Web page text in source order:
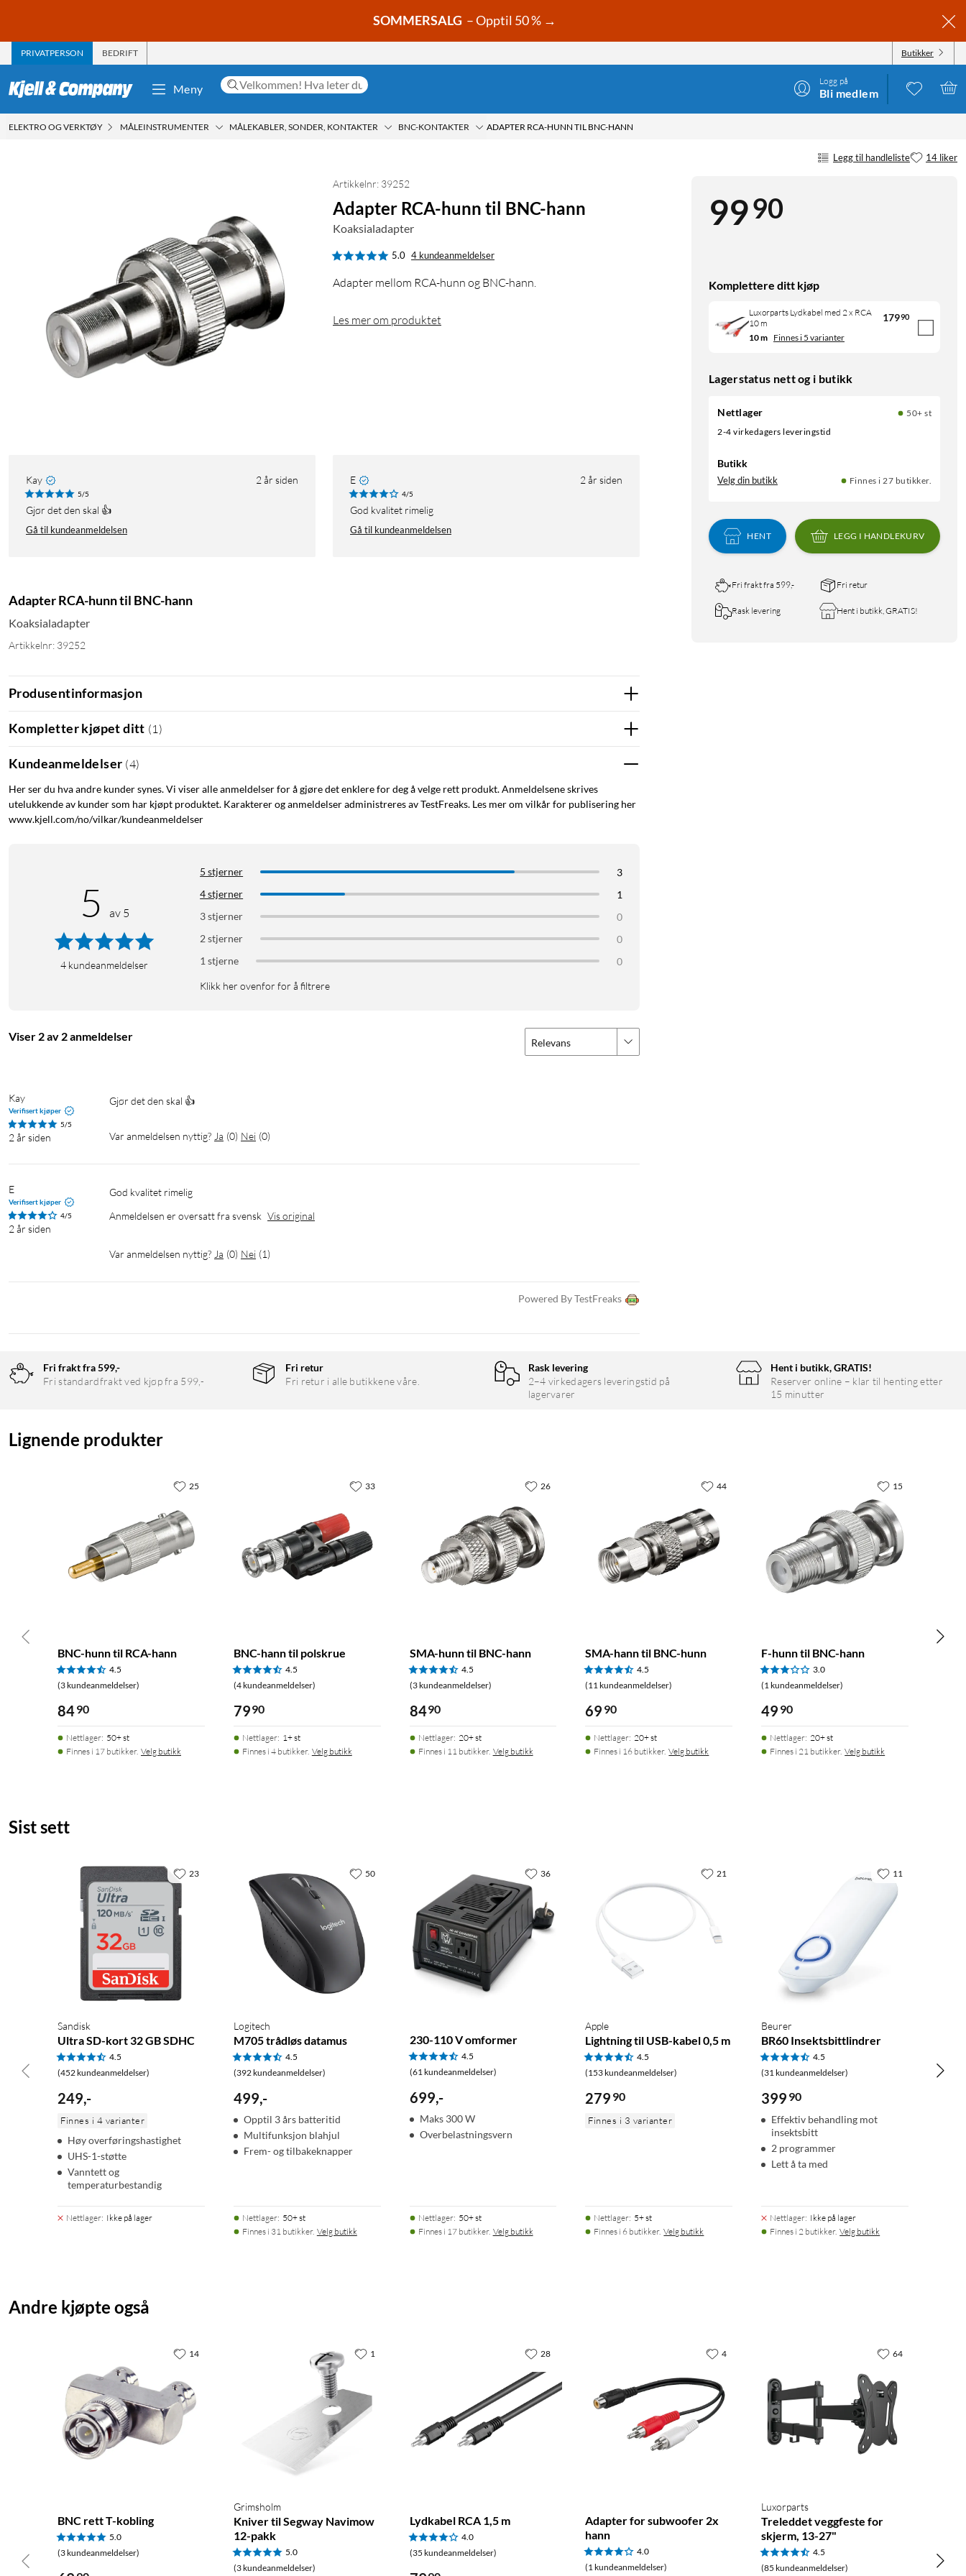
SOMMERSALG – Opptil 50 % →
PRIVATPERSON BEDRIFT Butikker
Meny
Logg på
Bli medlem
ELEKTRO OG VERKTØY MÅLEINSTRUMENTER MÅLEKABLER, SONDER, KONTAKTER BNC-KONTAKTER ADAPTER RCA-HUNN TIL BNC-HANN
Legg til handleliste 14 liker
9990
Komplettere ditt kjøp
Luxorparts Lydkabel med 2 x RCA
10 m
17990
10 m Finnes i 5 varianter
Lagerstatus nett og i butikk
Nettlager
50+ st
2-4 virkedagers leveringstid
Butikk
Velg din butikk Finnes i 27 butikker.
HENT LEGG I HANDLEKURV
Fri frakt fra 599,- Fri retur
Rask levering Hent i butikk, GRATIS!
Artikkelnr: 39252
Adapter RCA-hunn til BNC-hann
Koaksialadapter
5.0 4 kundeanmeldelser
Adapter mellom RCA-hunn og BNC-hann.
Les mer om produktet
Kay 2 år siden
5/5
Gjør det den skal 👍
Gå til kundeanmeldelsen
E 2 år siden
4/5
God kvalitet rimelig
Gå til kundeanmeldelsen
Adapter RCA-hunn til BNC-hann
Koaksialadapter
Artikkelnr: 39252
Produsentinformasjon
Kompletter kjøpet ditt (1)
Kundeanmeldelser (4)
Her ser du hva andre kunder synes. Vi viser alle anmeldelser for å gjøre det enklere for deg å velge rett produkt. Anmeldelsene skrives
utelukkende av kunder som har kjøpt produktet. Karakterer og anmeldelser administreres av TestFreaks. Les mer om vilkår for publisering her
www.kjell.com/no/vilkar/kundeanmeldelser
5 av 5
4 kundeanmeldelser
5 stjerner
3
4 stjerner
1
3 stjerner
0
2 stjerner
0
1 stjerne
0
Klikk her ovenfor for å filtrere
Viser 2 av 2 anmeldelser Relevans
Kay
Verifisert kjøper
5/5
2 år siden
Gjør det den skal 👍
Var anmeldelsen nyttig? Ja (0) Nei (0)
E
Verifisert kjøper
4/5
2 år siden
God kvalitet rimelig
Anmeldelsen er oversatt fra svensk Vis original
Var anmeldelsen nyttig? Ja (0) Nei (1)
Powered By TestFreaks
Fri frakt fra 599,-
Fri standardfrakt ved kjøp fra 599,-
Fri retur
Fri retur i alle butikkene våre.
Rask levering
2–4 virkedagers leveringstid på
lagervarer
Hent i butikk, GRATIS!
Reserver online – klar til henting etter
15 minutter
Lignende produkter
BNC-hunn til RCA-hann
4.5
(3 kundeanmeldelser)
8490
Nettlager: 50+ st
Finnes i 17 butikker. Velg butikk
25
BNC-hann til polskrue
4.5
(4 kundeanmeldelser)
7990
Nettlager: 1+ st
Finnes i 4 butikker. Velg butikk
33
SMA-hunn til BNC-hann
4.5
(3 kundeanmeldelser)
8490
Nettlager: 20+ st
Finnes i 11 butikker. Velg butikk
26
SMA-hann til BNC-hunn
4.5
(11 kundeanmeldelser)
69 90
Nettlager: 20+ st
Finnes i 16 butikker. Velg butikk
44
F-hunn til BNC-hann
3.0
(1 kundeanmeldelser)
49 90
Nettlager: 20+ st
Finnes i 21 butikker. Velg butikk
15
Sist sett
Sandisk
Ultra SD-kort 32 GB SDHC
4.5
(452 kundeanmeldelser)
249,-
Finnes i 4 varianter
Høy overføringshastighet
UHS-1-støtte
Vanntett og
temperaturbestandig
Nettlager: Ikke på lager
23
Logitech
M705 trådløs datamus
4.5
(392 kundeanmeldelser)
499,-
Opptil 3 års batteritid
Multifunksjon blahjul
Frem- og tilbakeknapper
Nettlager: 50+ st
Finnes i 31 butikker. Velg butikk
50
230-110 V omformer
4.5
(61 kundeanmeldelser)
699,-
Maks 300 W
Overbelastningsvern
Nettlager: 50+ st
Finnes i 17 butikker. Velg butikk
36
Apple
Lightning til USB-kabel 0,5 m
4.5
(153 kundeanmeldelser)
279 90
Finnes i 3 varianter
Nettlager: 5+ st
Finnes i 6 butikker. Velg butikk
21
Beurer
BR60 Insektsbittlindrer
4.5
(31 kundeanmeldelser)
399 90
Effektiv behandling mot
insektsbitt
2 programmer
Lett å ta med
Nettlager: Ikke på lager
Finnes i 2 butikker. Velg butikk
11
Andre kjøpte også
BNC rett T-kobling
5.0
(3 kundeanmeldelser)
14
Grimsholm
Kniver til Segway Navimow
12-pakk
5.0
(3 kundeanmeldelser)
1
Lydkabel RCA 1,5 m
4.0
(35 kundeanmeldelser)
28
Adapter for subwoofer 2x
hann
4.0
(1 kundeanmeldelser)
4
Luxorparts
Treleddet veggfeste for
skjerm, 13-27"
4.5
(85 kundeanmeldelser)
64